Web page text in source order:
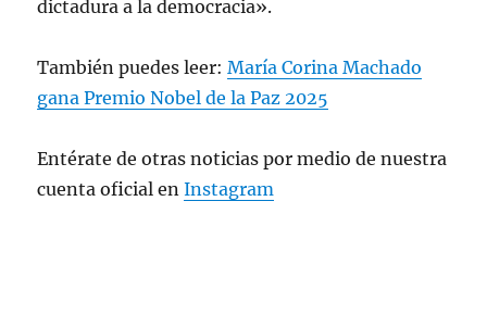
dictadura a la democracia».
También puedes leer:María Corina Machado
gana Premio Nobel de la Paz 2025
Entérate de otras noticias por medio de nuestra
cuenta oficial enInstagram